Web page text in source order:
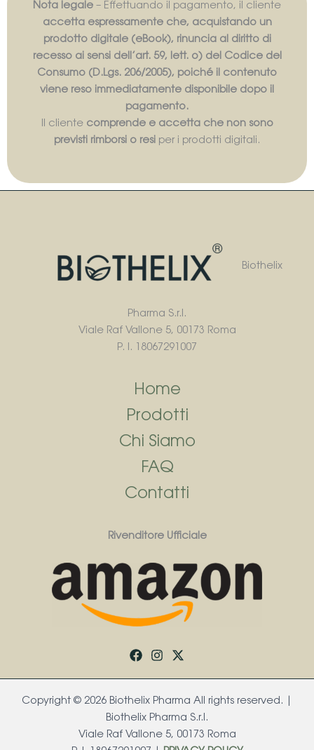
Nota legale – Effettuando il pagamento, il cliente
accetta espressamente che, acquistando un
prodotto digitale (eBook), rinuncia al diritto di
recesso ai sensi dell’art. 59, lett. o) del Codice del
Consumo (D.Lgs. 206/2005), poiché il contenuto
viene reso immediatamente disponibile dopo il
pagamento.
Il cliente comprende e accetta che non sono
previsti rimborsi o resi per i prodotti digitali.
Biothelix
Pharma S.r.l.
Viale Raf Vallone 5, 00173 Roma
P. I. 18067291007
Home
Prodotti
Chi Siamo
FAQ
Contatti
Rivenditore Ufficiale
Copyright © 2026 Biothelix Pharma All rights reserved. |
Biothelix Pharma S.r.l.
Viale Raf Vallone 5, 00173 Roma